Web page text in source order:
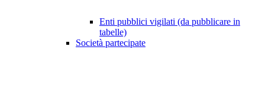
Enti pubblici vigilati (da pubblicare in
tabelle)
Società partecipate